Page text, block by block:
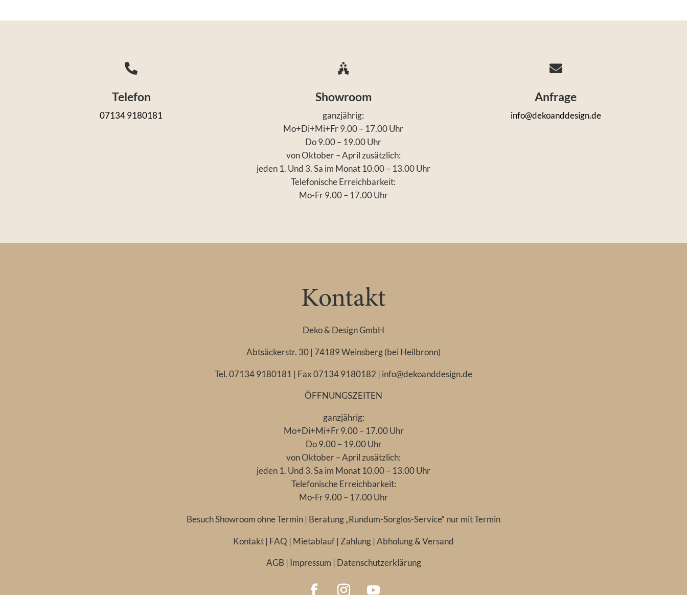

Telefon
07134 9180181

Showroom
ganzjährig:
Mo+Di+Mi+Fr 9.00 – 17.00 Uhr
Do 9.00 – 19.00 Uhr
von Oktober – April zusätzlich:
jeden 1. Und 3. Sa im Monat 10.00 – 13.00 Uhr
Telefonische Erreichbarkeit:
Mo-Fr 9.00 – 17.00 Uhr

Anfrage
info@dekoanddesign.de
Kontakt
Deko & Design GmbH
Abtsäckerstr. 30 | 74189 Weinsberg (bei Heilbronn)
Tel. 07134 9180181 | Fax 07134 9180182 | info@dekoanddesign.de
ÖFFNUNGSZEITEN
ganzjährig:
Mo+Di+Mi+Fr 9.00 – 17.00 Uhr
Do 9.00 – 19.00 Uhr
von Oktober – April zusätzlich:
jeden 1. Und 3. Sa im Monat 10.00 – 13.00 Uhr
Telefonische Erreichbarkeit:
Mo-Fr 9.00 – 17.00 Uhr
Besuch Showroom ohne Termin | Beratung „Rundum-Sorglos-Service“ nur mit Termin
Kontakt | FAQ | Mietablauf | Zahlung | Abholung & Versand
AGB | Impressum | Datenschutzerklärung